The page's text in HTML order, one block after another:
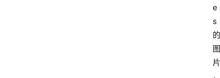
e
s
的
图
片
，